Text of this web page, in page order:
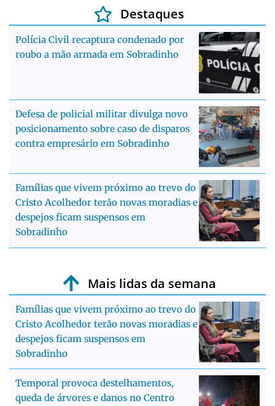
Destaques
Polícia Civil recaptura condenado por
roubo a mão armada em Sobradinho
Defesa de policial militar divulga novo
posicionamento sobre caso de disparos
contra empresário em Sobradinho
Famílias que vivem próximo ao trevo do
Cristo Acolhedor terão novas moradias e
despejos ficam suspensos em
Sobradinho
Mais lidas da semana
Famílias que vivem próximo ao trevo do
Cristo Acolhedor terão novas moradias e
despejos ficam suspensos em
Sobradinho
Temporal provoca destelhamentos,
queda de árvores e danos no Centro